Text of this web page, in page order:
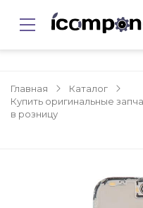
Главная
Каталог
Купить оригинальные
в розницу